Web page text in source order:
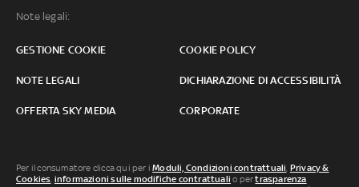
Note legali:
GESTIONE COOKIE COOKIE POLICY
NOTE LEGALI DICHIARAZIONE DI ACCESSIBILITÀ
OFFERTA SKY MEDIA CORPORATE
Per il consumatore clicca qui per iModuli, Condizioni contrattuali, Privacy &
Cookies, informazioni sulle modifiche contrattuali o pertrasparenza